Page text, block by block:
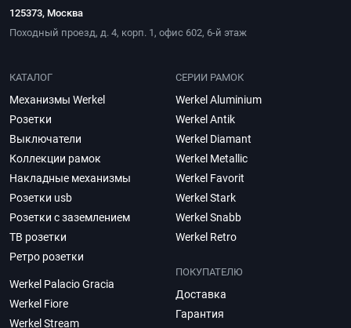
125373, Москва
Походный проезд, д. 4, корп. 1, офис 602, 6-й этаж
КАТАЛОГ
Механизмы Werkel
Розетки
Выключатели
Коллекции рамок
Накладные механизмы
Розетки usb
Розетки с заземлением
ТВ розетки
Ретро розетки
СЕРИИ РАМОК
Werkel Aluminium
Werkel Antik
Werkel Diamant
Werkel Metallic
Werkel Favorit
Werkel Stark
Werkel Snabb
Werkel Retro
Werkel Palacio Gracia
Werkel Fiore
Werkel Stream
ПОКУПАТЕЛЮ
Доставка
Гарантия